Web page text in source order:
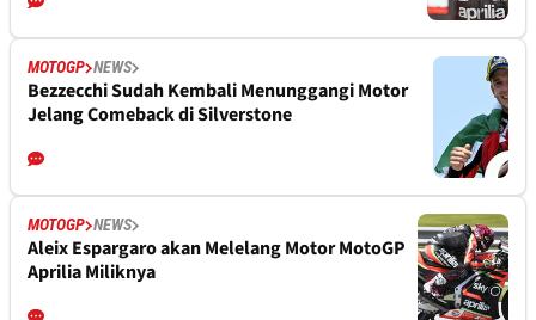
MOTOGP NEWS
Bezzecchi Sudah Kembali Menunggangi Motor
Jelang Comeback di Silverstone
MOTOGP NEWS
Aleix Espargaro akan Melelang Motor MotoGP
Aprilia Miliknya